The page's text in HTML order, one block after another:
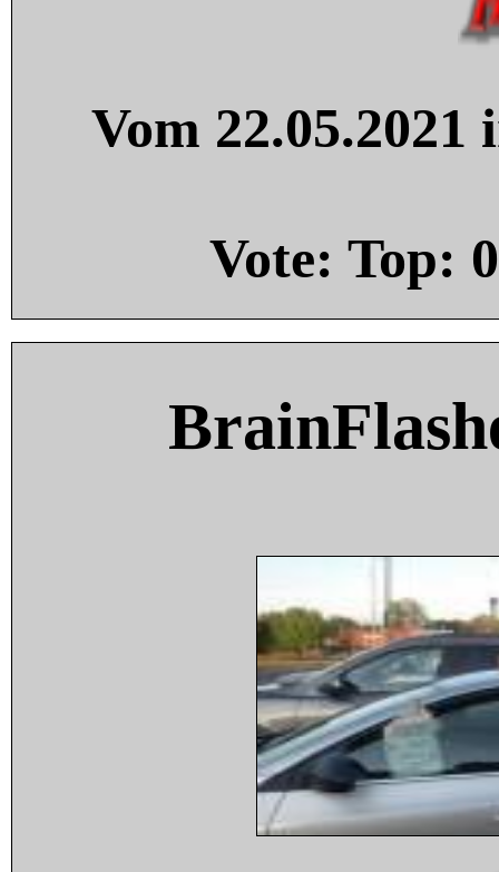
Vom
Vote: Top: 0